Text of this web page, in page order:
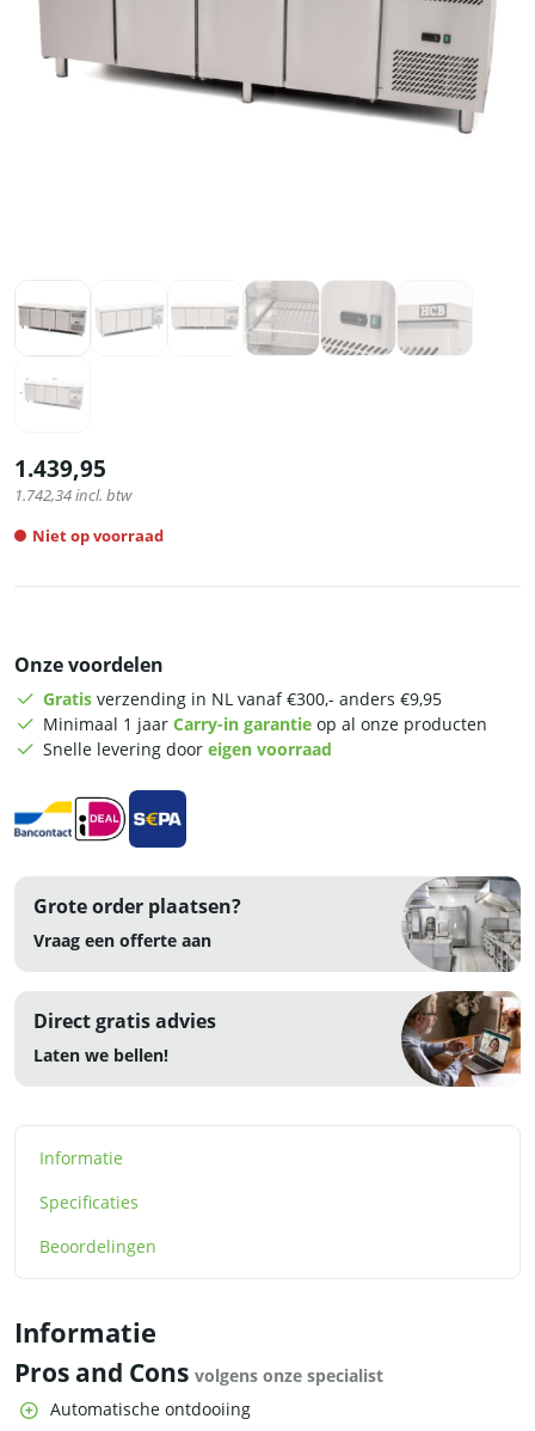
1.439,95
1.742,34incl. btw
Niet op voorraad
Onze voordelen
Gratis verzending in NL vanaf €300,- anders €9,95
Minimaal 1 jaar Carry-in garantie op al onze producten
Snelle levering door eigen voorraad
Grote order plaatsen?
Vraag een offerte aan
Direct gratis advies
Laten we bellen!
Informatie
Specificaties
Beoordelingen
Informatie
Pros and Cons volgens onze specialist
Automatische ontdooiing